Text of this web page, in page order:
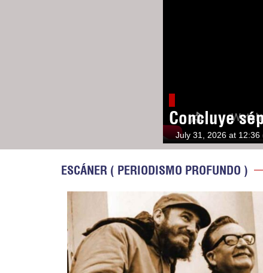
Concluye
July 31, 2026 at 12:36
ESCÁNER ( PERIODISMO PROFUNDO )